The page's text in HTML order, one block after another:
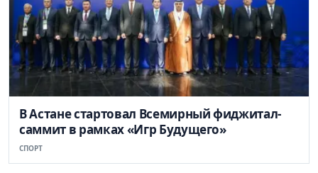
В Астане стартовал Всемирный фиджитал-
саммит в рамках «Игр Будущего»
СПОРТ